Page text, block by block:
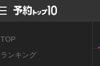
TOP
ランキング